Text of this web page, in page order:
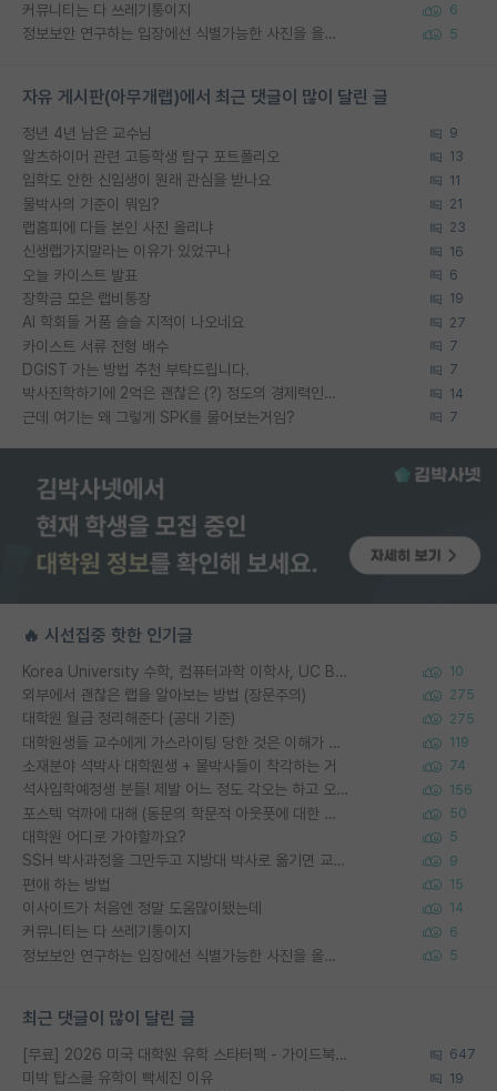
커뮤니티는 다 쓰레기통이지 6
정보보안 연구하는 입장에선 식별가능한 사진을 올리는건 비추이긴함 5
자유 게시판(아무개랩)에서 최근 댓글이 많이 달린 글
정년 4년 남은 교수님 9
알츠하이머 관련 고등학생 탐구 포트폴리오 13
입학도 안한 신입생이 원래 관심을 받나요 11
물박사의 기준이 뭐임? 21
랩홈피에 다들 본인 사진 올리냐 23
신생랩가지말라는 이유가 있었구나 16
오늘 카이스트 발표 6
장학금 모은 랩비통장 19
AI 학회들 거품 슬슬 지적이 나오네요 27
카이스트 서류 전형 배수 7
DGIST 가는 방법 추천 부탁드립니다. 7
박사진학하기에 2억은 괜찮은 (?) 정도의 경제력인가요 14
근데 여기는 왜 그렇게 SPK를 물어보는거임? 7
🔥 시선집중 핫한 인기글
Korea University 수학, 컴퓨터과학 이학사, UC Berkeley 산업공학 대학원 공학박사가 되는 것은 쉽지 않겠죠? 10
외부에서 괜찮은 랩을 알아보는 방법 (장문주의) 275
대학원 월급 정리해준다 (공대 기준) 275
대학원생들 교수에게 가스라이팅 당한 것은 이해가 갑니다. 안타깝네요. 119
소재분야 석박사 대학원생 + 물박사들이 착각하는 거 74
석사입학예정생 분들! 제발 어느 정도 각오는 하고 오세요. 156
포스텍 억까에 대해 (동문의 학문적 아웃풋에 대한 반박) 50
대학원 어디로 가야할까요? 5
SSH 박사과정을 그만두고 지방대 박사로 옮기면 교수의 꿈은 끝일까요? 9
편애 하는 방법 15
이사이트가 처음엔 정말 도움많이됐는데 14
커뮤니티는 다 쓰레기통이지 6
정보보안 연구하는 입장에선 식별가능한 사진을 올리는건 비추이긴함 5
최근 댓글이 많이 달린 글
[무료] 2026 미국 대학원 유학 스타터팩 - 가이드북 & 합격자 컨택메일 템플릿 647
미박 탑스쿨 유학이 빡세진 이유 19